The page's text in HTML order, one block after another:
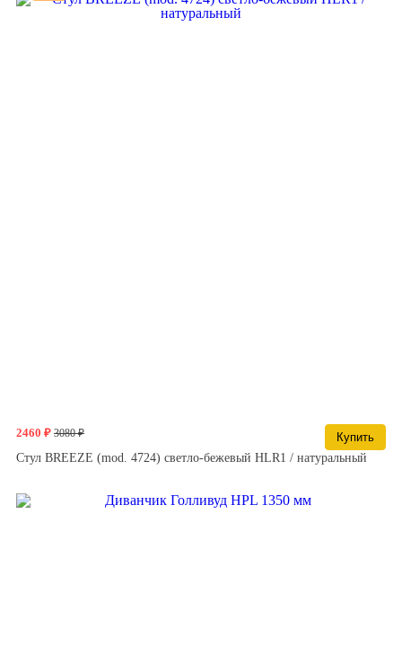
2460 ₽ 3080 ₽
Купить
Стул BREEZE (mod. 4724) светло-бежевый HLR1 / натуральный